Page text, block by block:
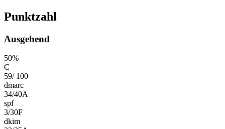
Punktzahl
Ausgehend
50%
C
59/ 100
dmarc
34/40A
spf
3/30F
dkim